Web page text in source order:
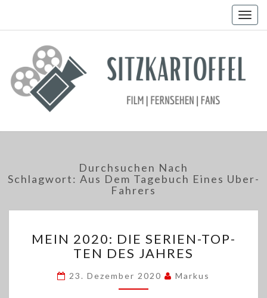
Durchsuchen Nach
Schlagwort: Aus Dem Tagebuch Eines Uber-
Fahrers
2020:
DIE
TOP-
TEN
MEIN 2020: DIE SERIEN-TOP-
TEN DES JAHRES
23. Dezember 2020 Markus